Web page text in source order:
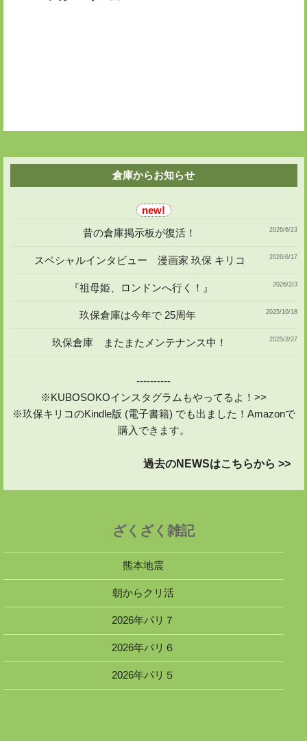
倉庫からお知らせ
昔の倉庫掲示板が復活！ 2026/6/23
スペシャルインタビュー 漫画家 玖保 キリコ 2026/6/17
『祖母姫、ロンドンへ行く！』 2026/2/3
玖保倉庫は今年で 25周年 2025/10/18
玖保倉庫 またまたメンテナンス中！ 2025/2/27
----------
※KUBOSOKOインスタグラムもやってるよ！>>
※玖保キリコのKindle版 (電子書籍) でも出ました！Amazonで
購入できます。
過去のNEWSはこちらから >>
ざくざく雑記
熊本地震
朝からクリ活
2026年パリ７
2026年パリ６
2026年パリ５